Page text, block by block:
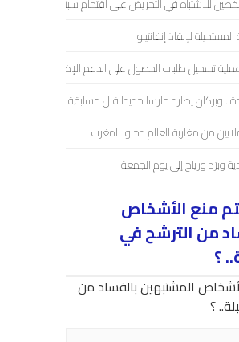
لإنقاذ إنفانتينو
تسجيل طلبات الحصول على الدعم الإضافي
وبركان يطارد حارسا جديدا قبل مسابقة دوري الأبطال
وبرَد ورياح إلى يوم الجمعة
منع الأشخاص
من الترشح في
؟
المشتبهين بالفساد من
؟